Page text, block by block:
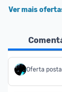
Ver mais
Oferta